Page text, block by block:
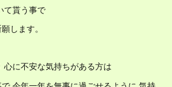
て貰う事で
します。
に不安な気持ちがある方は